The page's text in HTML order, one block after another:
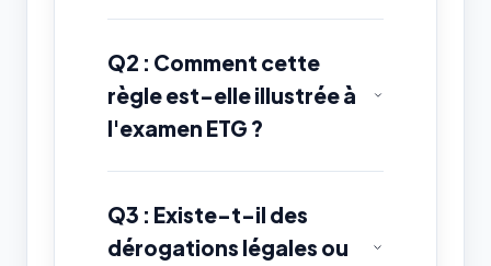
Q2 : Comment cette
règle est-elle illustrée à
l'examen ETG ?
Q3 : Existe-t-il des
dérogations légales ou